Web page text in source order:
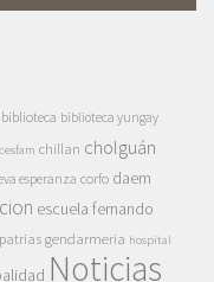
biblioteca biblioteca yungay
cesfam chillan cholguán
esperanza corfo daem
escuela fernando
gendarmeria hospital
Noticias